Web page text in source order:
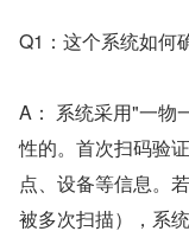
Q1：这个系统如何
A： 系统采用"一物
性的。首次扫码验
点、设备等信息。
被多次扫描），系